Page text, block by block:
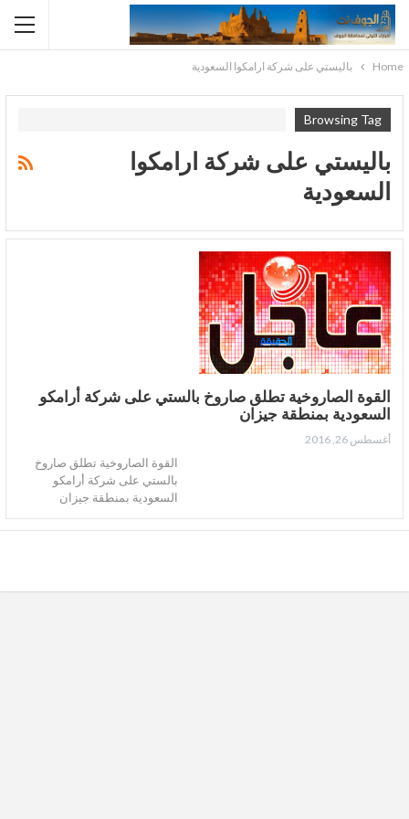
Home باليستي على شركة ارامكوا السعودية
Browsing Tag
باليستي على شركة ارامكوا
السعودية
القوة الصاروخية تطلق صاروخ بالستي على شركة أرامكو
السعودية بمنطقة جيزان
أغسطس 26, 2016
القوة الصاروخية تطلق صاروخ
بالستي على شركة أرامكو
السعودية بمنطقة جيزان